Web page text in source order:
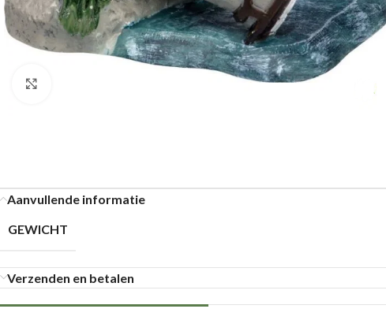
Aanvullende informatie
GEWICHT
Verzenden en betalen